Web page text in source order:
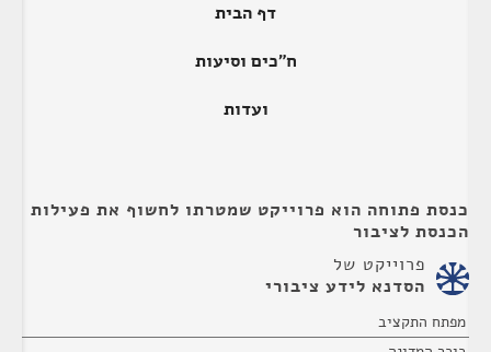
דף הבית
ח"כים וסיעות
ועדות
כנסת פתוחה הוא פרוייקט שמטרתו לחשוף את פעילות
הכנסת לציבור
פרוייקט של
הסדנא לידע ציבורי
מפתח התקציב